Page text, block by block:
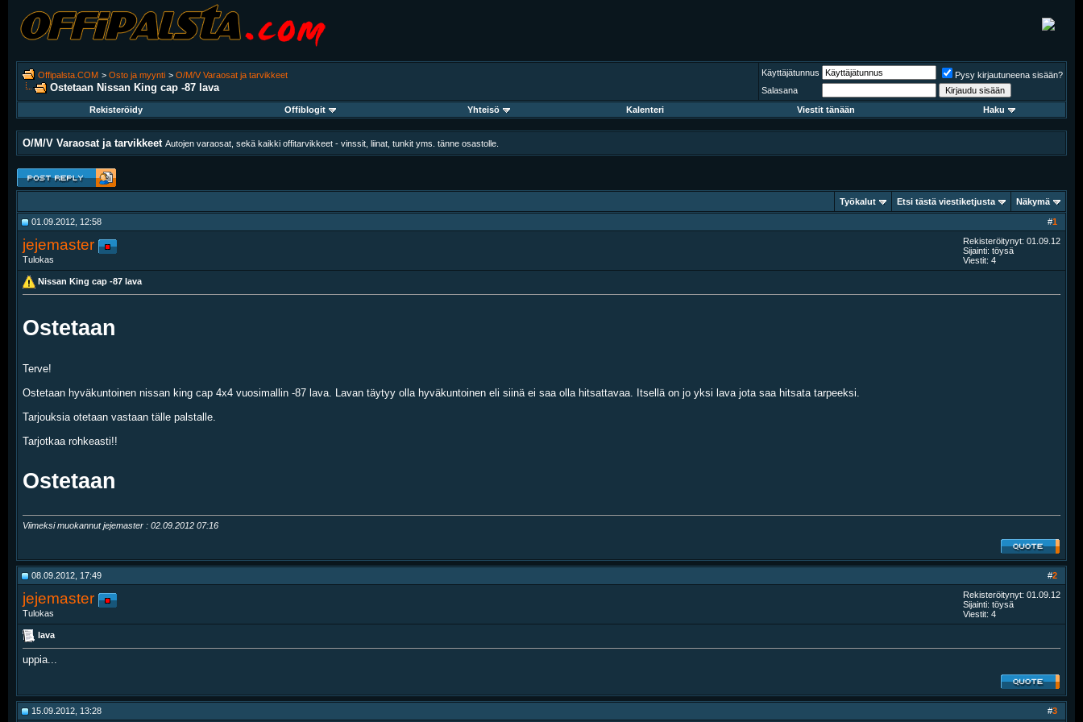
Offipalsta.COM > Osto ja myynti > O/M/V Varaosat ja tarvikkeet
Ostetaan Nissan King cap -87 lava
Käyttäjätunnus
Pysy kirjautuneena sisään?
Salasana
Rekisteröidy
Offiblogit Yhteisö Kalenteri Viestit tänään Haku
O/M/V Varaosat ja tarvikkeet Autojen varaosat, sekä kaikki offitarvikkeet - vinssit, liinat, tunkit yms. tänne osastolle.
Työkalut Etsi tästä viestiketjusta Näkymä
#1
01.09.2012, 12:58
jejemaster
Tulokas
Rekisteröitynyt: 01.09.12
Sijainti: töysä
Viestit: 4
Nissan King cap -87 lava
Ostetaan
Terve!
Ostetaan hyväkuntoinen nissan king cap 4x4 vuosimallin -87 lava. Lavan täytyy olla hyväkuntoinen eli siinä ei saa olla hitsattavaa. Itsellä on jo yksi lava jota saa hitsata tarpeeksi.
Tarjouksia otetaan vastaan tälle palstalle.
Tarjotkaa rohkeasti!!
Ostetaan
Viimeksi muokannut jejemaster : 02.09.2012 07:16
#2
08.09.2012, 17:49
jejemaster
Tulokas
Rekisteröitynyt: 01.09.12
Sijainti: töysä
Viestit: 4
lava
uppia...
#3
15.09.2012, 13:28